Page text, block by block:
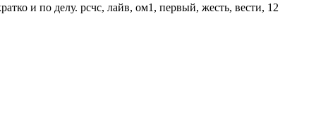
и по делу. рсчс, лайв, ом1, первый, жесть, вести, 12